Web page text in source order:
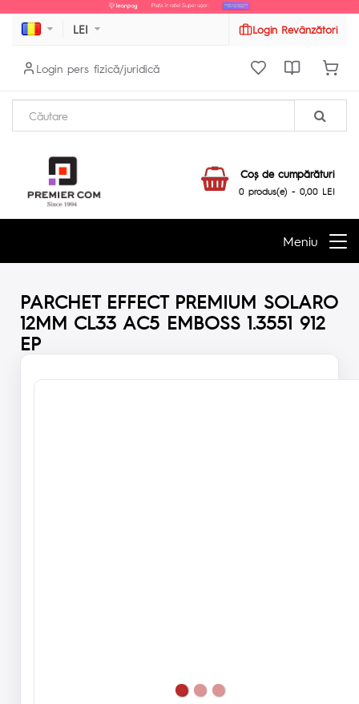
LEI Login Revânzători
Login pers fizică/juridică
Coş de cumpărături
0 produs(e) - 0,00 LEI
Meniu
PARCHET EFFECT PREMIUM SOLARO
12MM CL33 AC5 EMBOSS 1.3551 912
EP